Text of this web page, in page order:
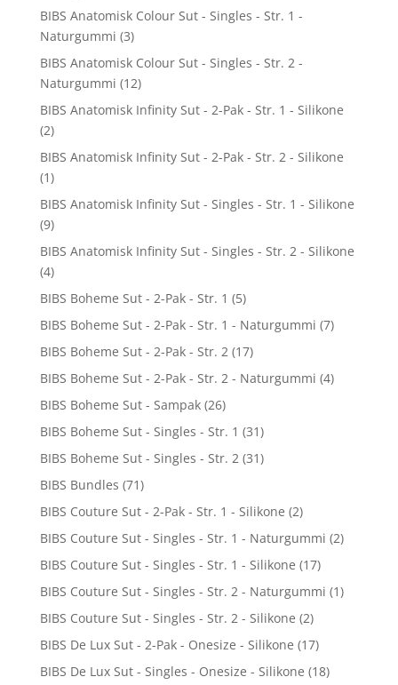
BIBS Anatomisk Colour Sut - Singles - Str. 1 -
Naturgummi (3)
BIBS Anatomisk Colour Sut - Singles - Str. 2 -
Naturgummi (12)
BIBS Anatomisk Infinity Sut - 2-Pak - Str. 1 - Silikone
(2)
BIBS Anatomisk Infinity Sut - 2-Pak - Str. 2 - Silikone
(1)
BIBS Anatomisk Infinity Sut - Singles - Str. 1 - Silikone
(9)
BIBS Anatomisk Infinity Sut - Singles - Str. 2 - Silikone
(4)
BIBS Boheme Sut - 2-Pak - Str. 1 (5)
BIBS Boheme Sut - 2-Pak - Str. 1 - Naturgummi (7)
BIBS Boheme Sut - 2-Pak - Str. 2 (17)
BIBS Boheme Sut - 2-Pak - Str. 2 - Naturgummi (4)
BIBS Boheme Sut - Sampak (26)
BIBS Boheme Sut - Singles - Str. 1 (31)
BIBS Boheme Sut - Singles - Str. 2 (31)
BIBS Bundles (71)
BIBS Couture Sut - 2-Pak - Str. 1 - Silikone (2)
BIBS Couture Sut - Singles - Str. 1 - Naturgummi (2)
BIBS Couture Sut - Singles - Str. 1 - Silikone (17)
BIBS Couture Sut - Singles - Str. 2 - Naturgummi (1)
BIBS Couture Sut - Singles - Str. 2 - Silikone (2)
BIBS De Lux Sut - 2-Pak - Onesize - Silikone (17)
BIBS De Lux Sut - Singles - Onesize - Silikone (18)